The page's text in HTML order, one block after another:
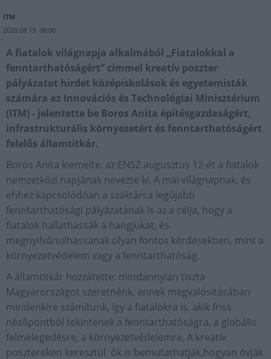
ITM
2020.08.13. 08:00
A fiatalok világnapja alkalmából „Fiatalokkal a
fenntarthatóságért” címmel kreatív poszter
pályázatot hirdet középiskolások és egyetemisták
számára az Innovációs és Technológiai Minisztérium
(ITM) - jelentette be Boros Anita építésgazdaságért,
infrastrukturális környezetért és fenntarthatóságért
felelős államtitkár.
Boros Anita kiemelte: az ENSZ augusztus 12-ét a fiatalok
nemzetközi napjának nevezte ki. A mai világnapnak, és
ehhez kapcsolódóan a szaktárca legújabb
fenntarthatósági pályázatának is az a célja, hogy a
fiatalok hallathassák a hangjukat, és
megnyilvánulhassanak olyan fontos kérdésekben, mint a
környezetvédelem vagy a fenntarthatóság.
A államtitkár hozzátette: mindannyian tiszta
Magyarországot szeretnénk, ennek megvalósításában
mindenkire számítunk, így a fiatalokra is, akik friss
nézőpontból tekintenek a fenntarthatóságra, a globális
felmelegedésre, a környezetvédelemre, A kreatív
posztereken keresztül ők is bemutathatják,hogyan óvják